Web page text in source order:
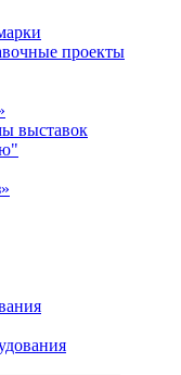
проекты
выставок